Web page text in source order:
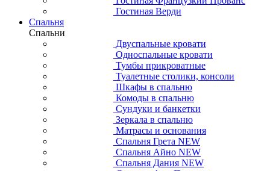
Гостиная Верди
Спальня
Спальни
Двуспальные кровати
Односпальные кровати
Тумбы прикроватные
Туалетные столики, консоли
Шкафы в спальню
Комоды в спальню
Сундуки и банкетки
Зеркала в спальню
Матрасы и основания
Спальня Грета NEW
Спальня Айно NEW
Спальня Дания NEW